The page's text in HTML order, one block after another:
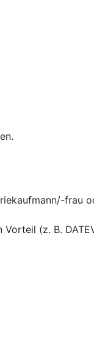
frau
(z. B.